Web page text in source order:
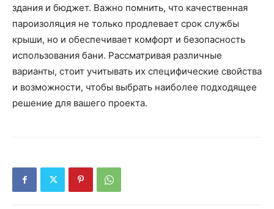
здания и бюджет. Важно помнить, что качественная
пароизоляция не только продлевает срок службы
крыши, но и обеспечивает комфорт и безопасность
использования бани. Рассматривая различные
варианты, стоит учитывать их специфические свойства
и возможности, чтобы выбрать наиболее подходящее
решение для вашего проекта.